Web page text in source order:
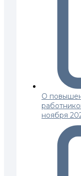
О
ноября